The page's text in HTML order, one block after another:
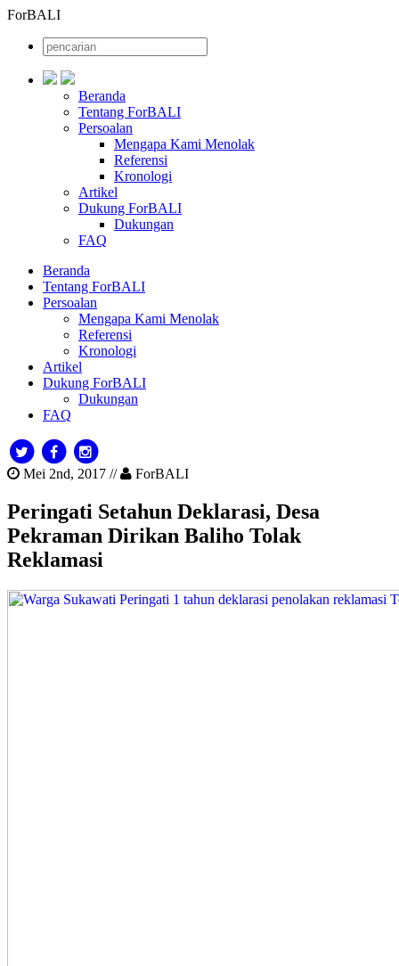
ForBALI
Beranda
Tentang ForBALI
Persoalan
Mengapa Kami Menolak
Referensi
Kronologi
Artikel
Dukung ForBALI
Dukungan
FAQ
Beranda
Tentang ForBALI
Persoalan
Mengapa Kami Menolak
Referensi
Kronologi
Artikel
Dukung ForBALI
Dukungan
FAQ
Mei 2nd, 2017 // ForBALI
Peringati Setahun Deklarasi, Desa
Pekraman Dirikan Baliho Tolak
Reklamasi